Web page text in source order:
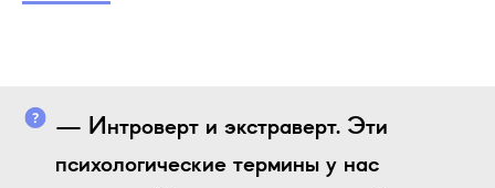
— Интроверт и экстраверт. Эти
психологические термины у нас